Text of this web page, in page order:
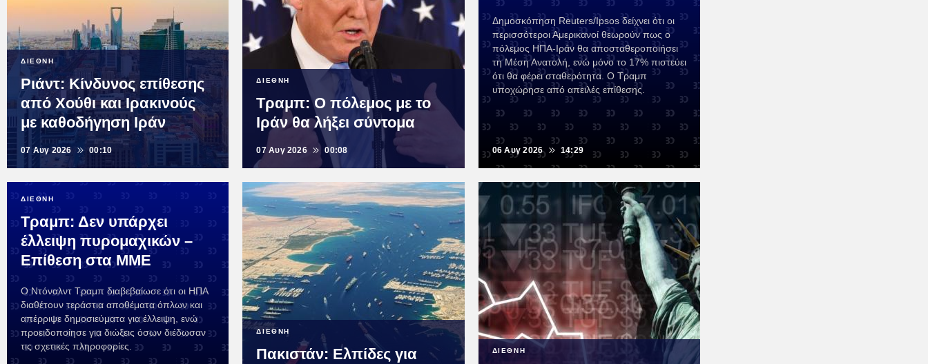
ΔΙΕΘΝΗ
Ριάντ: Κίνδυνος επίθεσης
από Χούθι και Ιρακινούς
με καθοδήγηση Ιράν
07 Αυγ 2026 00:10
ΔΙΕΘΝΗ
Τραμπ: Ο πόλεμος με το
Ιράν θα λήξει σύντομα
07 Αυγ 2026 00:08
Δημοσκόπηση Reuters/Ipsos δείχνει ότι οι
περισσότεροι Αμερικανοί θεωρούν πως ο
πόλεμος ΗΠΑ-Ιράν θα αποσταθεροποιήσει
τη Μέση Ανατολή, ενώ μόνο το 17% πιστεύει
ότι θα φέρει σταθερότητα. Ο Τραμπ
υποχώρησε από απειλές επίθεσης.
06 Αυγ 2026 14:29
ΔΙΕΘΝΗ
Τραμπ: Δεν υπάρχει
έλλειψη πυρομαχικών –
Επίθεση στα ΜΜΕ
Ο Ντόναλντ Τραμπ διαβεβαίωσε ότι οι ΗΠΑ
διαθέτουν τεράστια αποθέματα όπλων και
απέρριψε δημοσιεύματα για έλλειψη, ενώ
προειδοποίησε για διώξεις όσων διέδωσαν
τις σχετικές πληροφορίες.
ΔΙΕΘΝΗ
Πακιστάν: Ελπίδες για
ΔΙΕΘΝΗ